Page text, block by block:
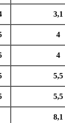
3,1
4
4
5,5
5,5
8,1